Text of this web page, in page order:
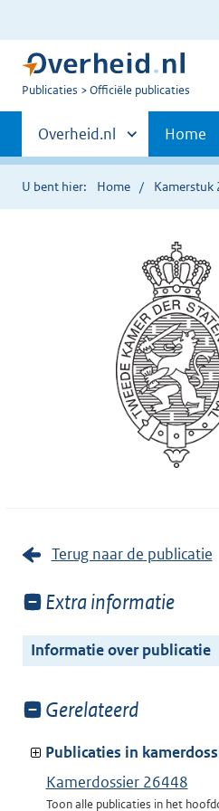
U
Publicaties Officiële publicaties
Primaire
navigatie
Andere
sites
binnen
Overheid.nl Home
U bent hier: Home Kamerstuk
Terug naar de publicatie
Toon
van:
Extra informatie
Informatie over publicatie
Toon
van:
Gerelateerd
Publicaties in
Kamerdossier 26448
Toon alle publicaties in het